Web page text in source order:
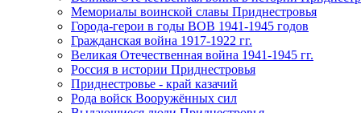
Мемориалы воинской славы Приднестровья
Города-герои в годы ВОВ 1941-1945 годов
Гражданская война 1917-1922 гг.
Великая Отечественная война 1941-1945 гг.
Россия в истории Приднестровья
Приднестровье - край казачий
Рода войск Вооружённых сил